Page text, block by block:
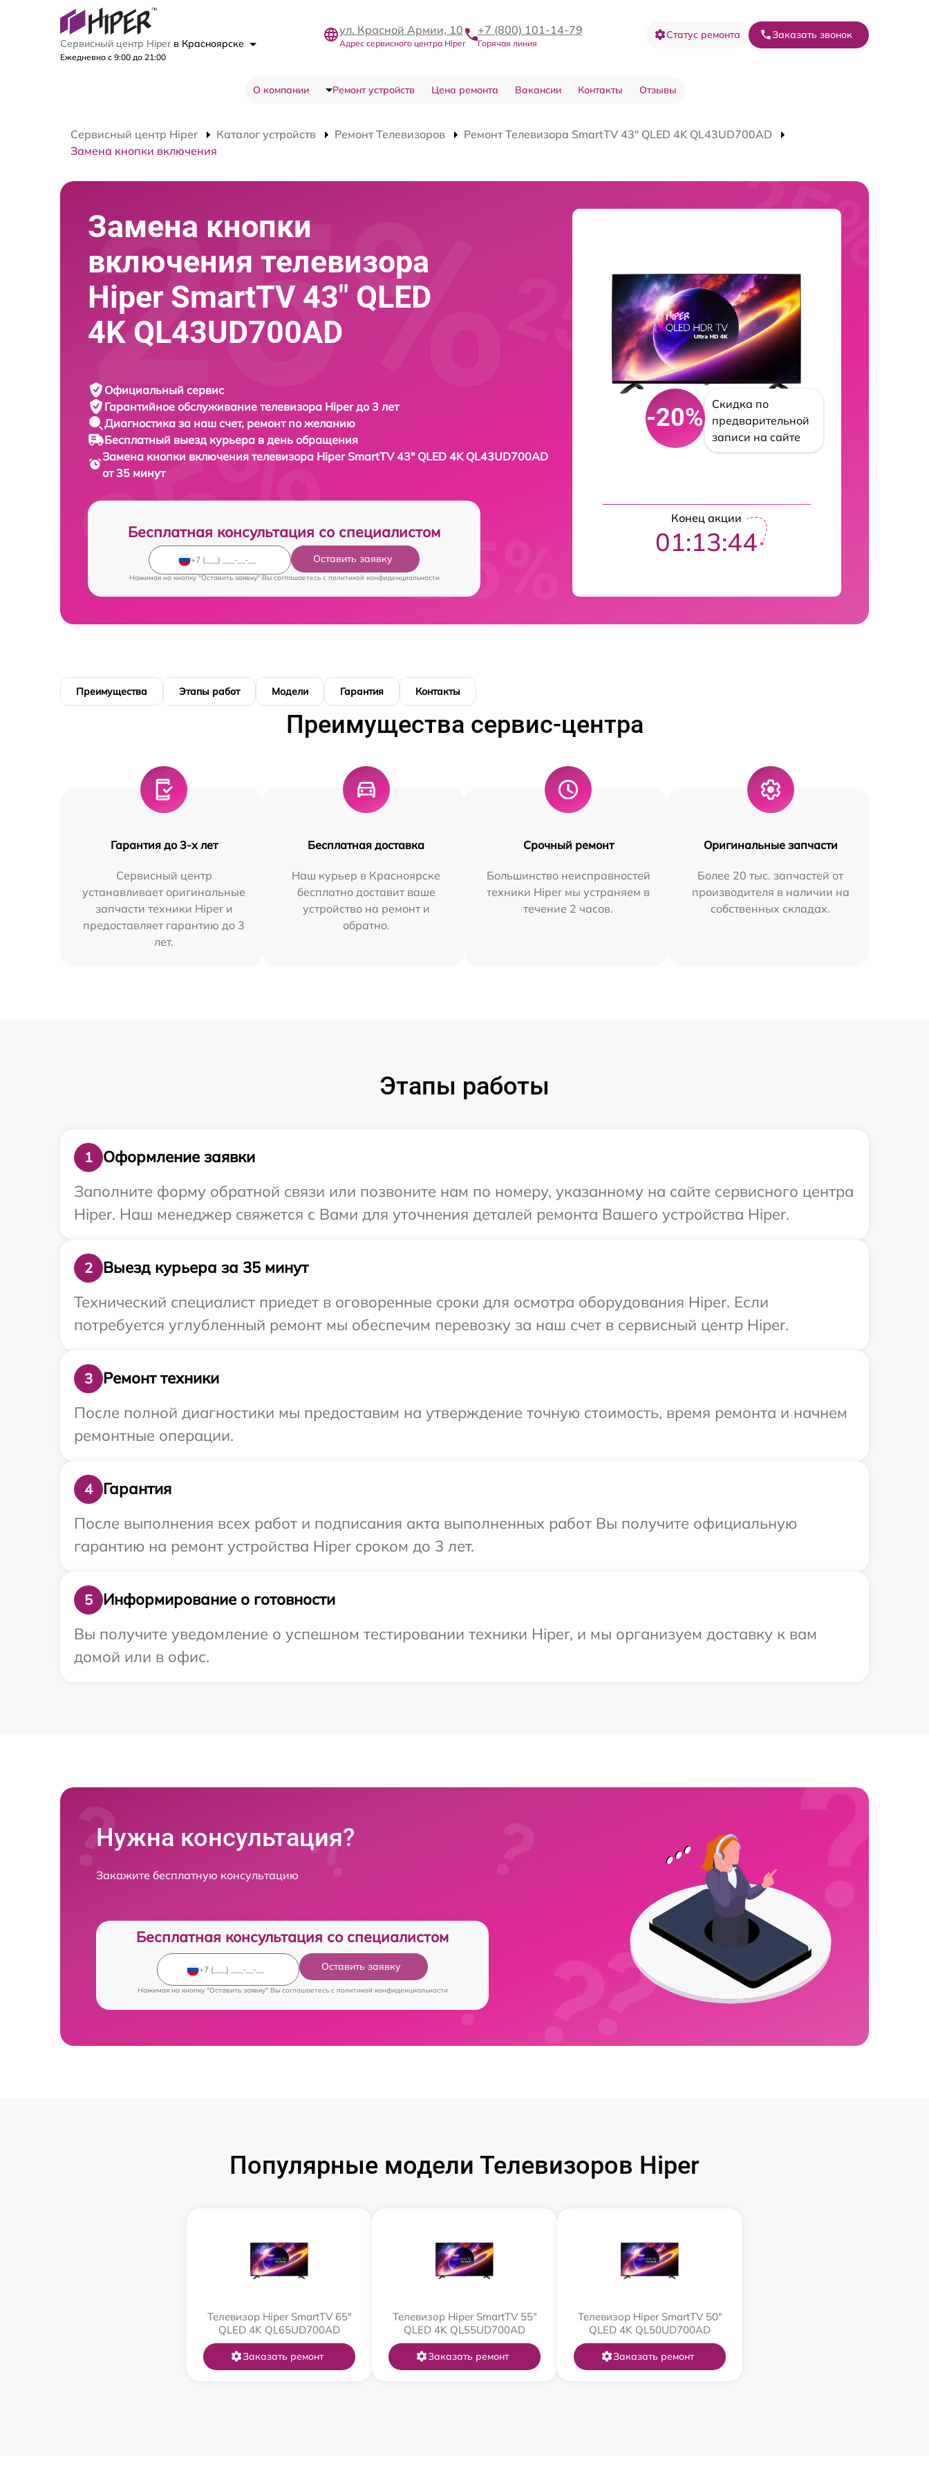
Сервисный центр Hiper в Красноярске
Ежедневно с 9:00 до 21:00
ул. Красной Армии, 10
Адрес сервисного центра Hiper
+7 (800) 101-14-79
Горячая линия
Статус ремонта Заказать звонок
О компании Ремонт устройств Цена ремонта Вакансии Контакты Отзывы
Сервисный центр Hiper Каталог устройств Ремонт Телевизоров
Ремонт Телевизора SmartTV 43" QLED 4K QL43UD700AD
Замена кнопки включения
Замена кнопки
включения телевизора
Hiper SmartTV 43" QLED
4K QL43UD700AD
Официальный сервис
Гарантийное обслуживание телевизора Hiper до 3 лет
Диагностика за наш счет, ремонт по желанию
Бесплатный выезд курьера в день обращения
Замена кнопки включения телевизора Hiper SmartTV 43" QLED 4K QL43UD700AD
от 35 минут
Бесплатная консультация со специалистом
Оставить заявку
Нажимая на кнопку "Оставить заявку" Вы соглашаетесь c политикой конфиденциальности
-20%
Скидка по
предварительной
записи на сайте
Конец акции
01:13:42
Преимущества Этапы работ Модели Гарантия Контакты
Преимущества сервис-центра
Гарантия до 3-х лет
Сервисный центр
устанавливает оригинальные
запчасти техники Hiper и
предоставляет гарантию до 3
лет.
Бесплатная доставка
Наш курьер в Красноярске
бесплатно доставит ваше
устройство на ремонт и
обратно.
Срочный ремонт
Большинство неисправностей
техники Hiper мы устраняем в
течение 2 часов.
Оригинальные запчасти
Более 20 тыс. запчастей от
производителя в наличии на
собственных складах.
Этапы работы
1
Оформление заявки
Заполните форму обратной связи или позвоните нам по номеру, указанному на сайте сервисного центра
Hiper. Наш менеджер свяжется с Вами для уточнения деталей ремонта Вашего устройства Hiper.
2
Выезд курьера за 35 минут
Технический специалист приедет в оговоренные сроки для осмотра оборудования Hiper. Если
потребуется углубленный ремонт мы обеспечим перевозку за наш счет в сервисный центр Hiper.
3
Ремонт техники
После полной диагностики мы предоставим на утверждение точную стоимость, время ремонта и начнем
ремонтные операции.
4
Гарантия
После выполнения всех работ и подписания акта выполненных работ Вы получите официальную
гарантию на ремонт устройства Hiper сроком до 3 лет.
5
Информирование о готовности
Вы получите уведомление о успешном тестировании техники Hiper, и мы организуем доставку к вам
домой или в офис.
Нужна консультация?
Закажите бесплатную консультацию
Бесплатная консультация со специалистом
Оставить заявку
Нажимая на кнопку "Оставить заявку" Вы соглашаетесь c политикой конфиденциальности
Популярные модели Телевизоров Hiper
Телевизор Hiper SmartTV 65"
QLED 4K QL65UD700AD
Заказать ремонт
Телевизор Hiper SmartTV 55"
QLED 4K QL55UD700AD
Заказать ремонт
Телевизор Hiper SmartTV 50"
QLED 4K QL50UD700AD
Заказать ремонт